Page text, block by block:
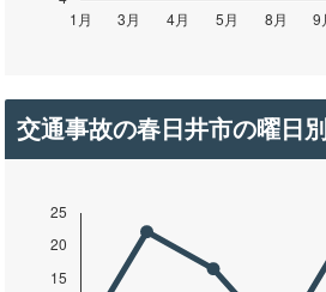
交通事故の春日井市の曜日